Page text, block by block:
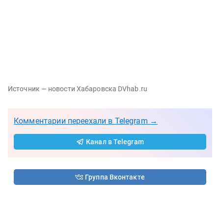
Источник — новости Хабаровска DVhab.ru
Комментарии переехали в Telegram →
Канал в Telegram
Группа Вконтакте